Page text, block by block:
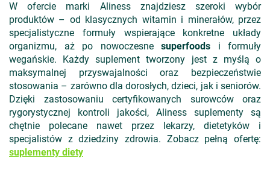
W ofercie marki Aliness znajdziesz szeroki wybór
produktów – od klasycznych witamin i minerałów, przez
specjalistyczne formuły wspierające konkretne układy
organizmu, aż po nowoczesne superfoods i formuły
wegańskie. Każdy suplement tworzony jest z myślą o
maksymalnej przyswajalności oraz bezpieczeństwie
stosowania – zarówno dla dorosłych, dzieci, jak i seniorów.
Dzięki zastosowaniu certyfikowanych surowców oraz
rygorystycznej kontroli jakości, Aliness suplementy są
chętnie polecane nawet przez lekarzy, dietetyków i
specjalistów z dziedziny zdrowia. Zobacz pełną ofertę:
suplementy diety